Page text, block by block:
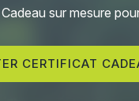
sur mesure
CERTIFICAT